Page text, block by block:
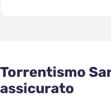
Torrentismo
assicurato